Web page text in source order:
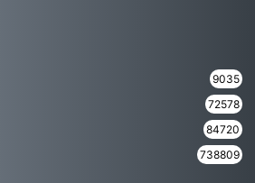
9035
72578
84720
738809